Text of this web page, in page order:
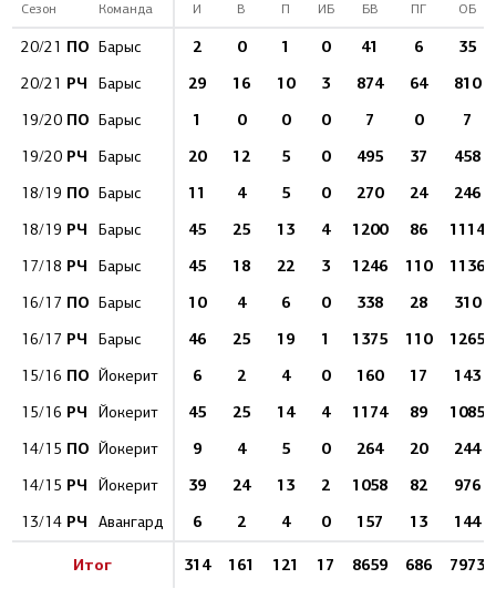
Сезон Команда И В П ИБ БВ ПГ ОБ
20/21 ПО Барыс 2 0 1 0 41 6 35
20/21 РЧ Барыс 29 16 10 3 874 64 810
19/20 ПО Барыс 1 0 0 0 7 0 7
19/20 РЧ Барыс 20 12 5 0 495 37 458
18/19 ПО Барыс 11 4 5 0 270 24 246
18/19 РЧ Барыс 45 25 13 4 1200 86 1114
17/18 РЧ Барыс 45 18 22 3 1246 110 1136
16/17 ПО Барыс 10 4 6 0 338 28 310
16/17 РЧ Барыс 46 25 19 1 1375 110 1265
15/16 ПО Йокерит 6 2 4 0 160 17 143
15/16 РЧ Йокерит 45 25 14 4 1174 89 1085
14/15 ПО Йокерит 9 4 5 0 264 20 244
14/15 РЧ Йокерит 39 24 13 2 1058 82 976
13/14 РЧ Авангард 6 2 4 0 157 13 144
Итог 314 161 121 17 8659 686 7973